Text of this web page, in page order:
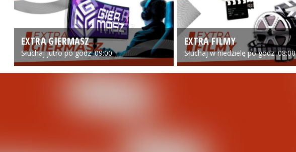
EXTRA GIERMASZ
Słuchaj jutro po godz. 09:00
EXTRA FILMY
Słuchaj w niedzielę po godz. 08:00